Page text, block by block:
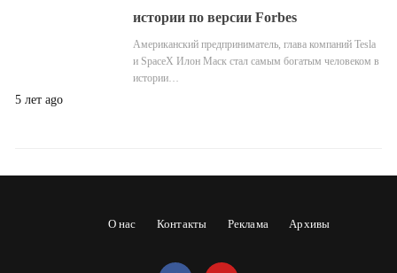
истории по версии Forbes
Американский предприниматель, глава компаний Tesla
и SpaceX Илон Маск стал самым богатым человеком в
истории…
5 лет ago
О нас Контакты Реклама Архивы